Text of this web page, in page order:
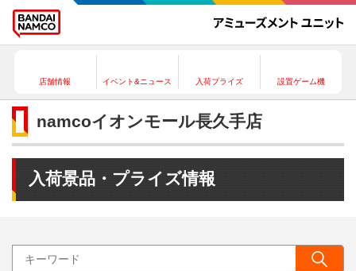
店舗情報 イベント&ニュース 入荷プライズ 設置ゲーム機
namcoイオンモール長久手店
入荷景品・プライズ情報